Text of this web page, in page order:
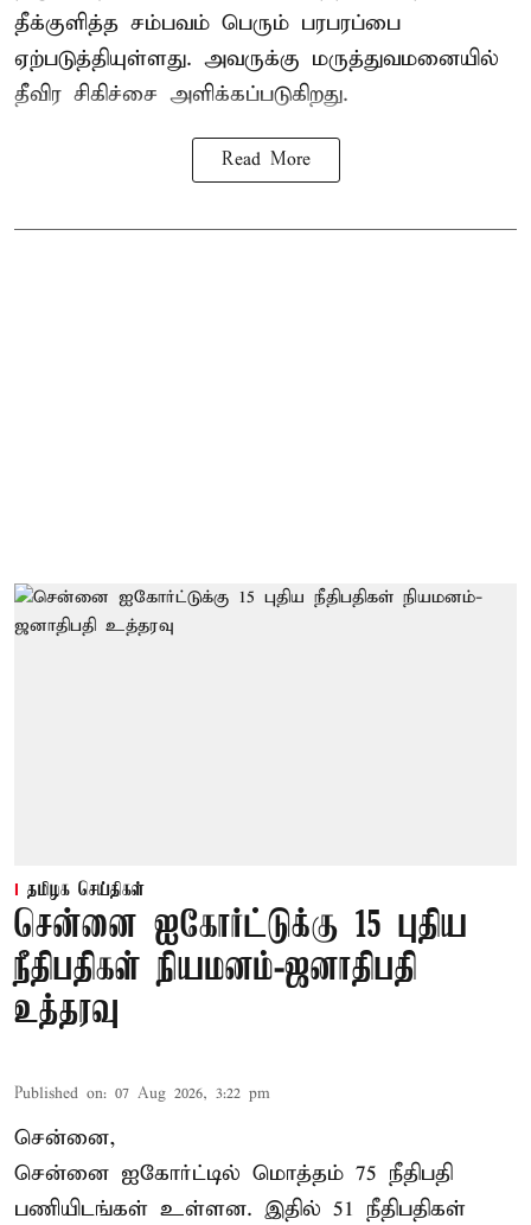
தீக்குளித்த சம்பவம் பெரும் பரபரப்பை
ஏற்படுத்தியுள்ளது. அவருக்கு மருத்துவமனையில்
தீவிர சிகிச்சை அளிக்கப்படுகிறது.
Read More
தமிழக செய்திகள்
சென்னை ஐகோர்ட்டுக்கு 15 புதிய
நீதிபதிகள் நியமனம்-ஜனாதிபதி
உத்தரவு
Published on: 07 Aug 2026, 3:22 pm
சென்னை,
சென்னை ஐகோர்ட்டில் மொத்தம் 75 நீதிபதி
பணியிடங்கள் உள்ளன. இதில் 51 நீதிபதிகள்